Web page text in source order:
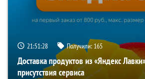
21:51:27 Получили: 165
Доставка продуктов из «Яндекс
присутствия сервиса